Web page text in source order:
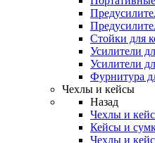
Стойки для
Усилители
Усилители
Фурнитура
Чехлы и кейсы
Назад
Чехлы и
Кейсы и
Чехлы и